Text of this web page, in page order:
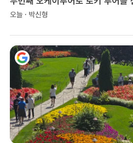
오늘 · 박신형